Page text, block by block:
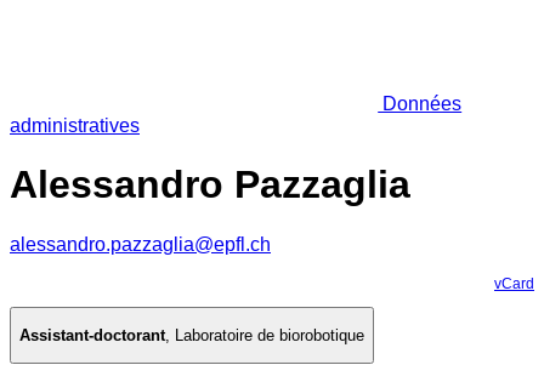
Données
administratives
Alessandro Pazzaglia
alessandro.pazzaglia@epfl.ch
vCard
Assistant-doctorant, Laboratoire de biorobotique